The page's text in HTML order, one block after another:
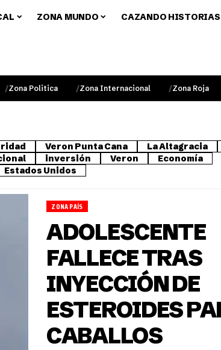
ZONA MUNDO CAZANDO HISTORIAS
Zona Politica Zona Internacional Zona Roja
Veron Punta Cana La Altagracia
inversión Veron
Economía
Estados Unidos
ZONA PAÍS
ADOLESCENTE
FALLECE TRAS
INYECCIÓN DE
ESTEROIDES
CABALLOS